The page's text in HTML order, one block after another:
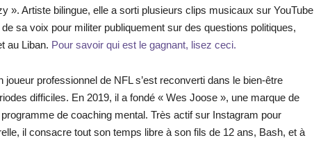
». Artiste bilingue, elle a sorti plusieurs clips musicaux sur YouTube
sa voix pour militer publiquement sur des questions politiques,
au Liban. Pour savoir qui est le gagnant, lisez ceci.
joueur professionnel de NFL s’est reconverti dans le bien-être
difficiles. En 2019, il a fondé « Wes Joose », une marque de
de coaching mental. Très actif sur Instagram pour
il consacre tout son temps libre à son fils de 12 ans, Bash, et à